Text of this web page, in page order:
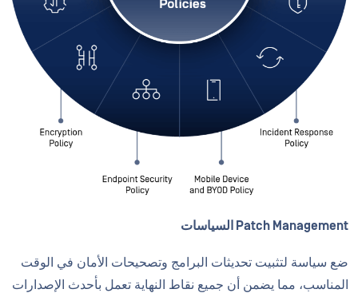
Patch Management السياسات
ضع سياسة لتثبيت تحديثات البرامج وتصحيحات الأمان في الوقت
المناسب، مما يضمن أن جميع نقاط النهاية تعمل بأحدث الإصدارات